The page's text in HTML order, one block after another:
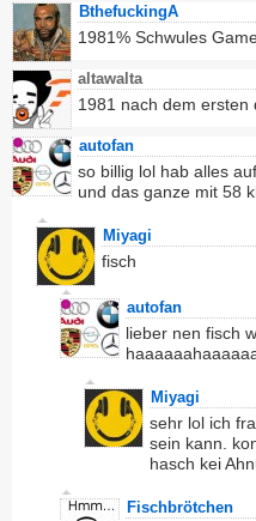
BthefuckingA
1981% Schwules
altawalta
1981 nach dem ersten
autofan
so billig lol hab alles
und das ganze mit 58
Miyagi
fisch
autofan
lieber nen fisch
Miyagi
sehr lol ich
sein kann.
hasch kei
Fischbrötchen